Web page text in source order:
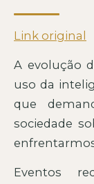
Link original
A evolução
uso da
que
sociedade
Eventos